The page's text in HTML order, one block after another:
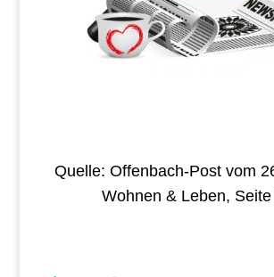
Quelle: Offenbach-Post vom
Wohnen & Leben,